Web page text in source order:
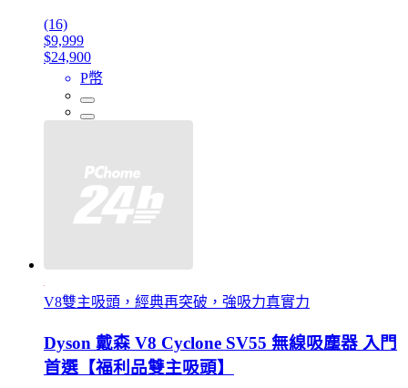
(16)
$9,999
$24,900
P幣
V8雙主吸頭，經典再突破，強吸力真實力
Dyson 戴森 V8 Cyclone SV55 無線吸塵器 入門
首選【福利品雙主吸頭】